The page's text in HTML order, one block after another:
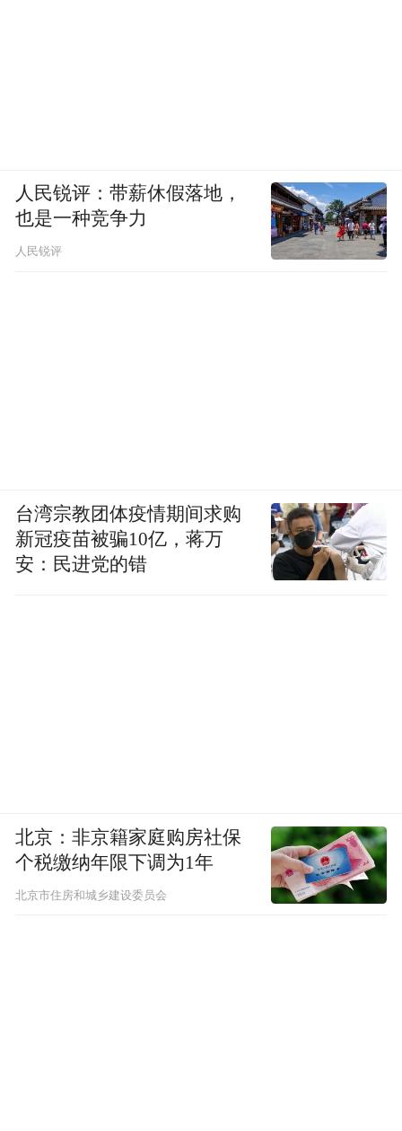
人民锐评：带薪休假落地，
也是一种竞争力
人民锐评
台湾宗教团体疫情期间求购
新冠疫苗被骗10亿，蒋万
安：民进党的错
北京：非京籍家庭购房社保
个税缴纳年限下调为1年
北京市住房和城乡建设委员会